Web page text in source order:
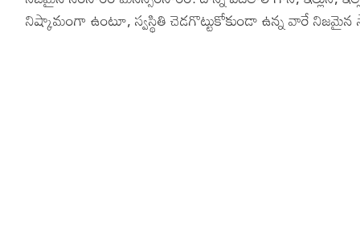
నిష్కామంగా ఉంటూ, స్వస్థితి చెడగొట్టుకోకుండా ఉన్న వారే నిజమైన